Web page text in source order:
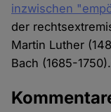
inzwischen
der
Martin Luther
Bach (1685-